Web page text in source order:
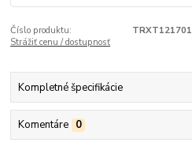
Číslo produktu:
TRXT121701
Strážiť cenu / dostupnosť
Kompletné špecifikácie
Komentáre 0